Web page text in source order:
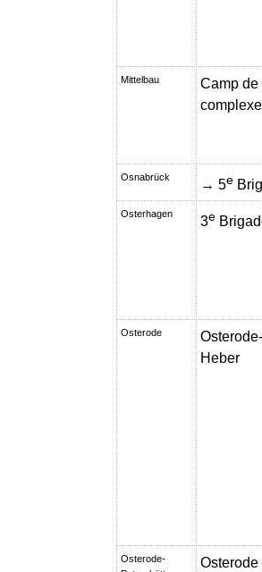
Mittelbau
Camp de
Osnabrück → 5e
Osterhagen 3e
Osterode
Heber
Osterode-